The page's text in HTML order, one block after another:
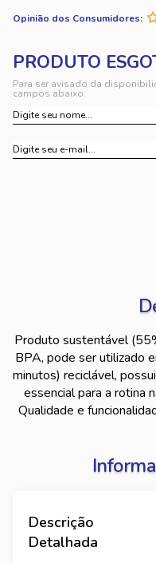
Opinião dos Consumidores:
Para ser avisado da
campos abaixo.
Produto sustentável
BPA, pode ser utilizado
minutos) reciclável,
essencial para a rotina
Qualidade e
Descrição
Detalhada